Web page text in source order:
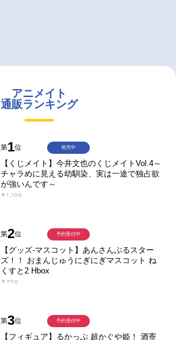
アニメイト
通販ランキング
第1位
【くじメイト】今井文也のくじメイトVol.4～
チャラめに見える幼馴染、実は一途で独占欲
が強いんです～
￥1,100
発売中
第2位
【グッズ-マスコット】あんさんぶるスター
ズ！！ おまんじゅうにぎにぎマスコット ね
くすと2 Hbox
￥770
予約受付中
第3位
【フィギュア】るかっぷ 超かぐや姫！ 酒寄
予約受付中